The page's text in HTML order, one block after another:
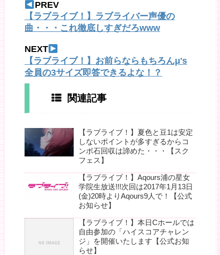
PREV
【ラブライブ！】ラブライバー声優の
曲・・・これ徹底しすぎだろwww
NEXT
【ラブライブ！】お前らならもちろんμ's
全員の3サイズ即答できるよな！？
関連記事
【ラブライブ！】夏色と豆1は安定
しないポイントが多すぎるからコ
ンボ石回収は諦めた・・・【スク
フェス】
【ラブライブ！】Aqours浦の星女
学院生放送!!!次回は2017年1月13日
(金)20時よりAqours9人で！【公式
お知らせ】
【ラブライブ！】本日Cホールでは
自由参加の「ハイスコアチャレン
ジ」を開催いたします【公式お知
らせ】